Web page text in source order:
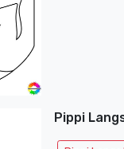
Pippi